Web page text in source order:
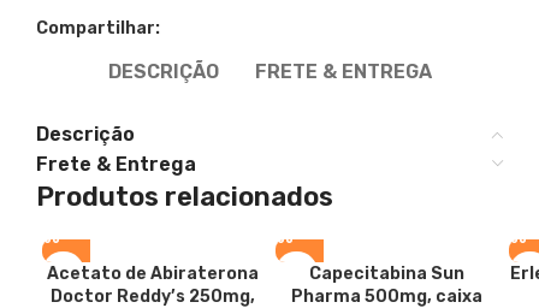
Compartilhar:
DESCRIÇÃO FRETE & ENTREGA
Descrição
Frete & Entrega
Produtos relacionados
Acetato de Abiraterona
Doctor Reddy’s 250mg,
Capecitabina Sun
Pharma 500mg, caixa